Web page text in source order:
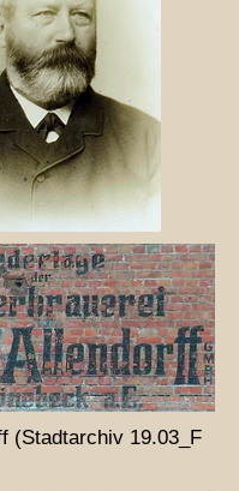
(Stadtarchiv 19.03_F